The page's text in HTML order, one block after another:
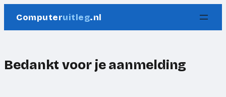
inhoud
Computeruitleg.nl
Bedankt voor je aanmelding